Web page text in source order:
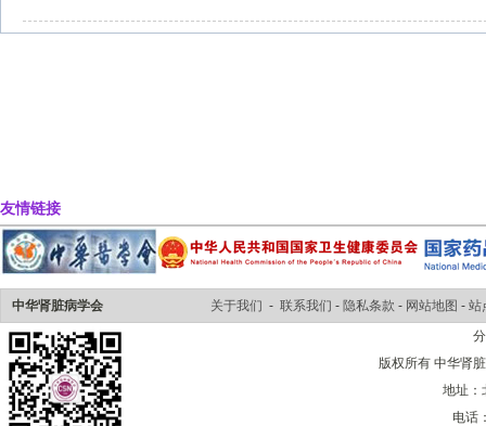
友情链接
中华肾脏病学会 关于我们 - 联系我们 - 隐私条款 - 网站地图 - 站
版权所有 中华肾
地址：
电话